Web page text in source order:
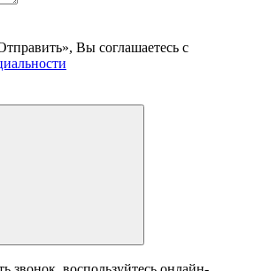
Вы соглашаетесь с